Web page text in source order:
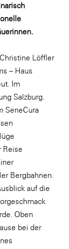
Löffler
– Haus
Im
Salzburg.
SeneCura
Reise
Bergbahnen.
auf die
Oben
bei der